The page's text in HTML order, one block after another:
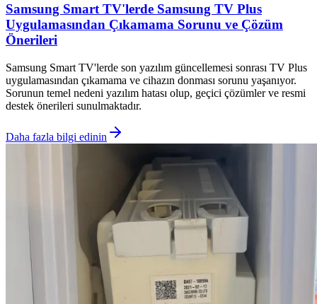
Samsung Smart TV'lerde Samsung TV Plus
Uygulamasından Çıkamama Sorunu ve Çözüm
Önerileri
Samsung Smart TV'lerde son yazılım güncellemesi sonrası TV Plus
uygulamasından çıkamama ve cihazın donması sorunu yaşanıyor.
Sorunun temel nedeni yazılım hatası olup, geçici çözümler ve resmi
destek önerileri sunulmaktadır.
Daha fazla bilgi edinin